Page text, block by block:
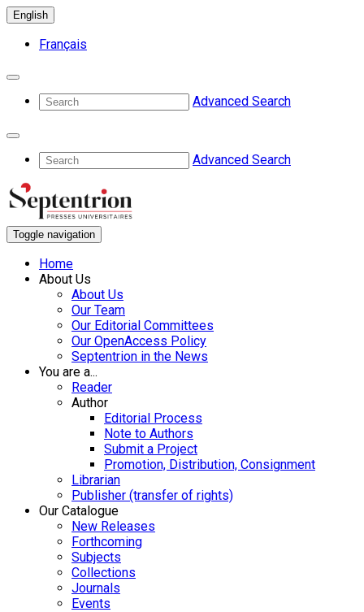
English
Français
Advanced Search
Advanced Search
Toggle navigation
Home
About Us
About Us
Our Team
Our Editorial Committees
Our OpenAccess Policy
Septentrion in the News
You are a...
Reader
Author
Editorial Process
Note to Authors
Submit a Project
Promotion, Distribution, Consignment
Librarian
Publisher (transfer of rights)
Our Catalogue
New Releases
Forthcoming
Subjects
Collections
Journals
Events